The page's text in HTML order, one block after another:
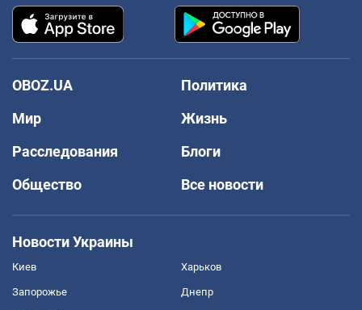
OBOZ.UA
Политика
Мир
Жизнь
Расследования
Блоги
Общество
Все новости
Новости Украины
Киев Харьков
Запорожье Днепр